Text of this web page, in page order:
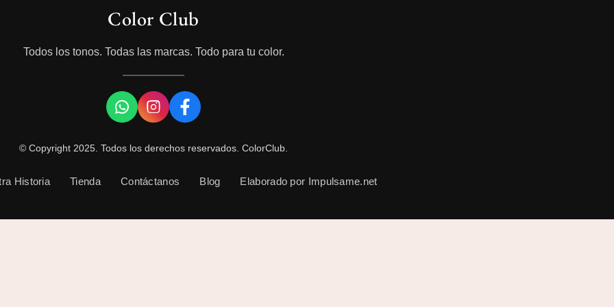
Color Club
Todos los tonos. Todas las marcas. Todo para tu color.
© Copyright 2025. Todos los derechos reservados. ColorClub.
Historia Tienda Contáctanos Blog Elaborado por Impulsame.net